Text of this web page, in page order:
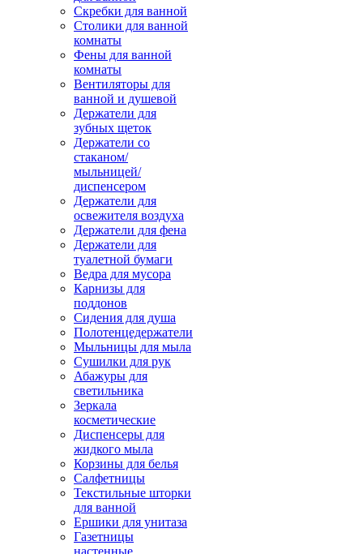
Скребки для ванной
Столики для ванной
комнаты
Фены для ванной
комнаты
Вентиляторы для
ванной и душевой
Держатели для
зубных щеток
Держатели со
стаканом/
мыльницей/
диспенсером
Держатели для
освежителя воздуха
Держатели для фена
Держатели для
туалетной бумаги
Ведра для мусора
Карнизы для
поддонов
Сидения для душа
Полотенцедержатели
Мыльницы для мыла
Сушилки для рук
Абажуры для
светильника
Зеркала
косметические
Диспенсеры для
жидкого мыла
Корзины для белья
Салфетницы
Текстильные шторки
для ванной
Ершики для унитаза
Газетницы
настенные